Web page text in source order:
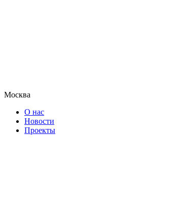
Москва
О нас
Новости
Проекты